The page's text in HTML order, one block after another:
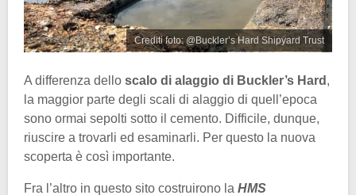
Crediti foto: @Buckler’s Hard Shipyard Trust
A differenza dello scalo di alaggio di Buckler’s Hard ,
la maggior parte degli scali di alaggio di quell’epoca
sono ormai sepolti sotto il cemento. Difficile, dunque,
riuscire a trovarli ed esaminarli. Per questo la nuova
scoperta è così importante.
Fra l’altro in questo sito costruirono la HMS